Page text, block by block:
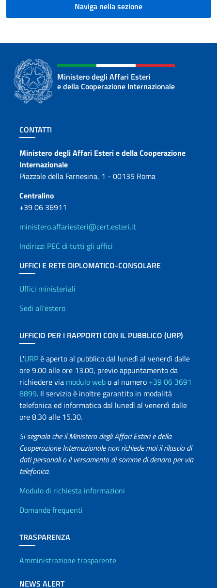
Naviga nella sezione
Ministero degli Affari Esteri
e della Cooperazione Internazionale
Sezione footer
CONTATTI
Contatti
Ministero degli Affari Esteri e della Cooperazione
Internazionale
Piazzale della Farnesina, 1 - 00135 Roma
Centralino
+39 06 36911
ministero.affariesteri@cert.esteri.it
Indirizzi PEC di tutti gli uffici
UFFICI E RETE DIPLOMATICO-CONSOLARE
Uffici e Rete diplomatica
Uffici ministeriali
Sedi all'estero
UFFICIO PER I RAPPORTI CON IL PUBBLICO (URP)
L'URPè aperto al pubblico dal lunedì al venerdì dalle
ore 9.00 alle ore 13.00, previo appuntamento da
richiedere via modulo webo al numero +39 06 3691
8899. Il servizio è inoltre garantito in modalità
telefonica ed informatica dal lunedì al venerdì dalle
ore 8.30 alle 15.30.
Si segnala che il Ministero degli Affari Esteri e della
Cooperazione Internazionale non richiede mai il rilascio di
dati personali o il versamento di somme di denaro per via
telefonica.
Info utili
Modulo di richiesta informazioni
Domande frequenti
TRASPARENZA
Amministrazione trasparente
NEWS ALERT